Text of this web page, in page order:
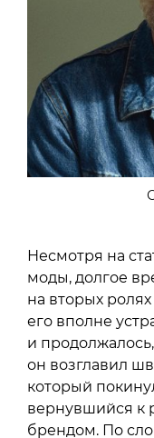
Несмотря на
моды, долгое
на вторых
его вполне
и
он возглавил
который
вернувшийся к
брендом. По